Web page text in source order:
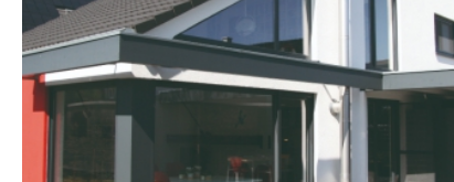
ERRICHTUNG EINES
EINFAMILIENHAUSES
MÖNCHENGLADBACH